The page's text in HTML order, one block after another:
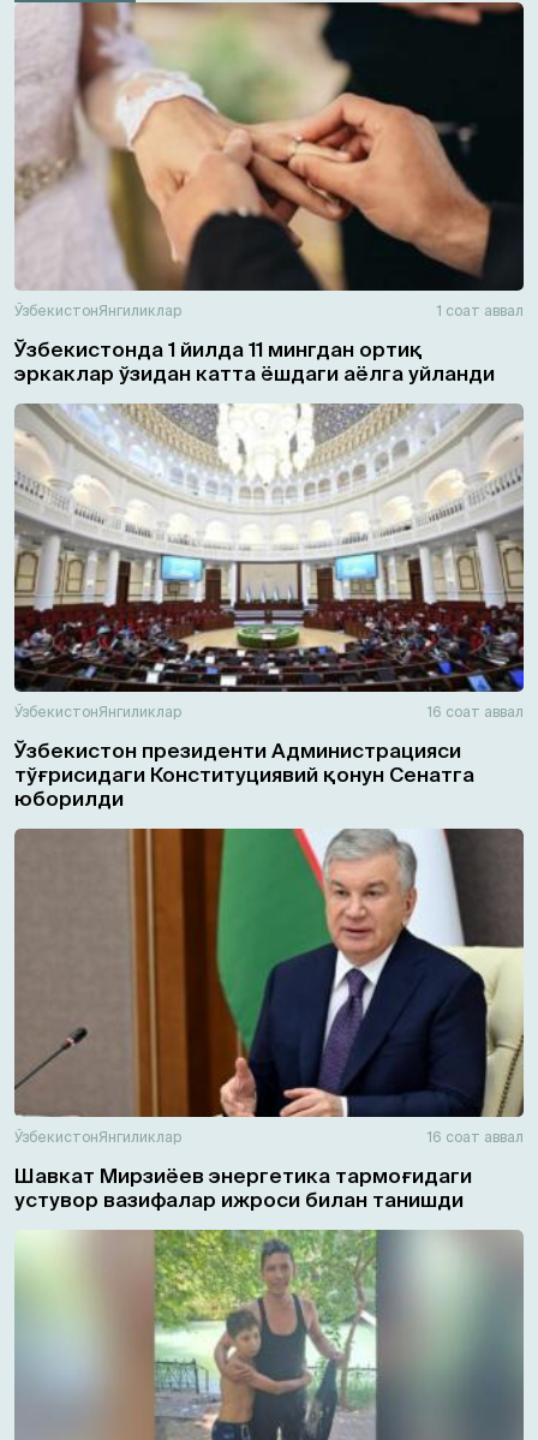
ЎзбекистонЯнгиликлар 1 соат аввал
Ўзбекистонда 1 йилда 11 мингдан ортиқ
эркаклар ўзидан катта ёшдаги аёлга уйланди
ЎзбекистонЯнгиликлар 16 соат аввал
Ўзбекистон президенти Администрацияси
тўғрисидаги Конституциявий қонун Сенатга
юборилди
ЎзбекистонЯнгиликлар 16 соат аввал
Шавкат Мирзиёев энергетика тармоғидаги
устувор вазифалар ижроси билан танишди